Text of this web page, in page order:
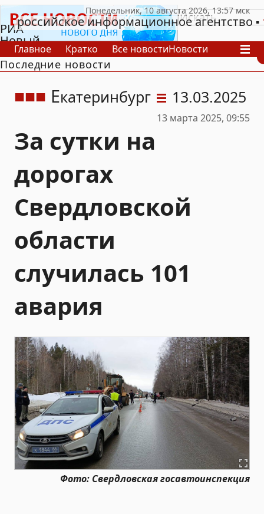
РИА
Новый
День
российское информационное агентство
Главное Кратко Все новостиНовости
В России
В мире
Последние новости
Екатеринбург 13.03.2025
13 марта 2025, 09:55
За сутки на
дорогах
Свердловской
области
случилась 101
авария
Фото: Свердловская госавтоинспекция